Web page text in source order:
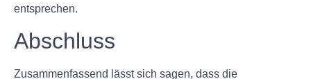
entsprechen.
Abschluss
Zusammenfassend lässt sich sagen, dass die